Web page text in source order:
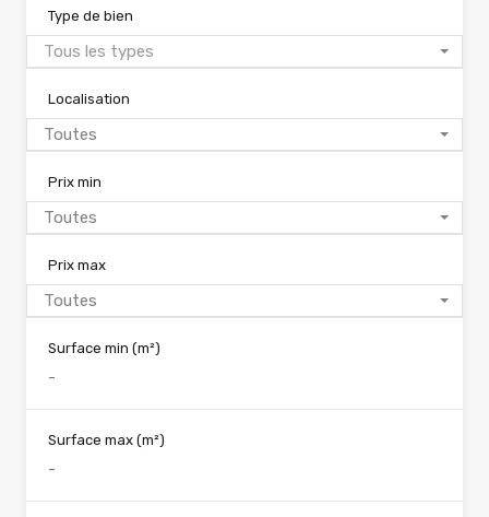
Type de bien
Tous les types
Localisation
Toutes
Prix min
Toutes
Prix max
Toutes
Surface min (m²)
Surface max (m²)